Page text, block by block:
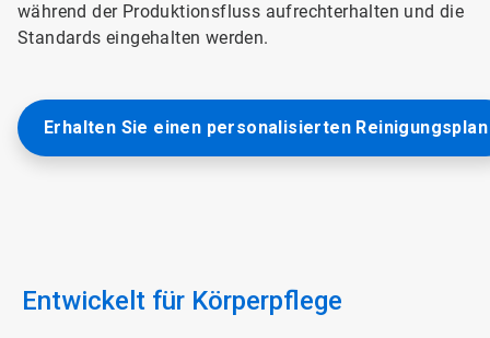
während der Produktionsfluss aufrechterhalten und die
Standards eingehalten werden.
Erhalten Sie einen personalisierten Reinigungsplan
Entwickelt für Körperpflege